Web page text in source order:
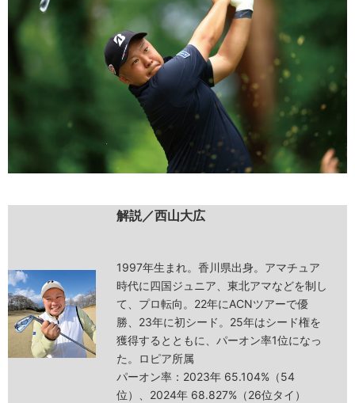
解説／西山大広
1997年生まれ。香川県出身。アマチュア
時代に四国ジュニア、東北アマなどを制し
て、プロ転向。22年にACNツアーで優
勝、23年に初シード。25年はシード権を
獲得するとともに、パーオン率1位になっ
た。ロピア所属
パーオン率：2023年 65.104%（54
位）、2024年 68.827%（26位タイ）